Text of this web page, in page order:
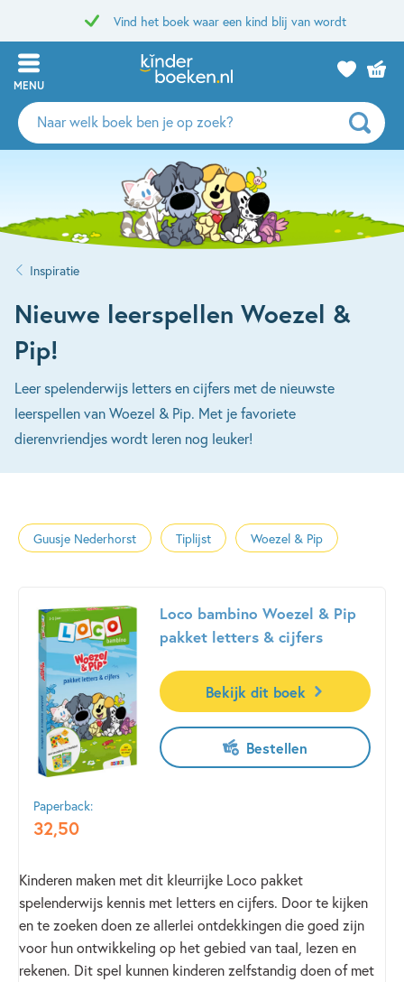
Vind het boek waar een kind blij van wordt
MENU
Zoeken
naar
uitgevers
Inspiratie
Nieuwe leerspellen Woezel &
Pip!
Leer spelenderwijs letters en cijfers met de nieuwste
leerspellen van Woezel & Pip. Met je favoriete
dierenvriendjes wordt leren nog leuker!
Guusje Nederhorst Tiplijst Woezel & Pip
Paperback:
32,50
Loco bambino Woezel & Pip
pakket letters & cijfers
Bekijk dit boek
Bestellen
Kinderen maken met dit kleurrijke Loco pakket
spelenderwijs kennis met letters en cijfers. Door te kijken
en te zoeken doen ze allerlei ontdekkingen die goed zijn
voor hun ontwikkeling op het gebied van taal, lezen en
rekenen. Dit spel kunnen kinderen zelfstandig doen of met